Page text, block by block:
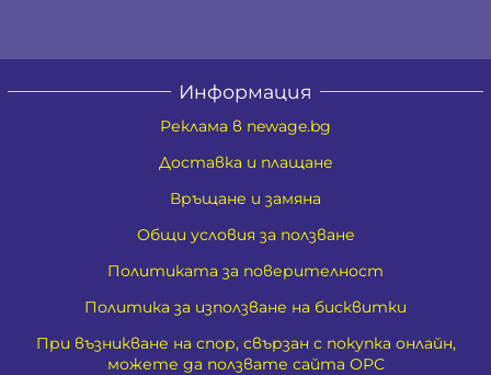
Информация
Реклама в newage.bg
Доставка и плащане
Връщане и замяна
Общи условия за ползване
Политиката за поверителност
Политика за използване на бисквитки
При възникване на спор, свързан с покупка онлайн,
можете да ползвате сайта ОРС